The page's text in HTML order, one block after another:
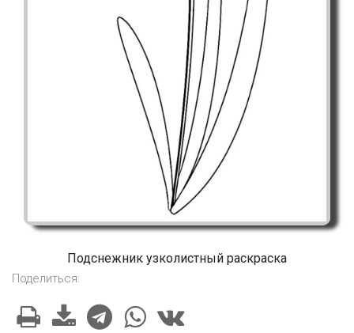
Подснежник узколистный раскраска
Поделиться: